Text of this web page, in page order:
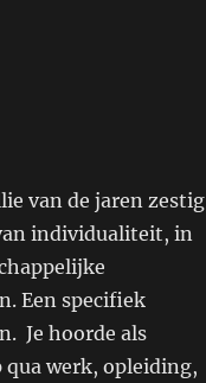
van de jaren zestig
individualiteit, in
Een specifiek
Je hoorde als
werk, opleiding,